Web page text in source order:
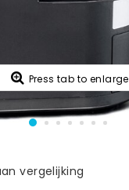
Press tab to enlarge
vergelijking